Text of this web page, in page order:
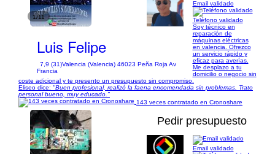
1/11
Luis Felipe
7,9 (31)Valencia (Valencia) 46023 Peña Roja Av
Francia
Email validado
Teléfono validado
Soy técnico en
reparación de
máquinas eléctricas
en valencia. Ofrezco
un servicio rápido y
eficaz para averías.
Me desplazo a tu
domicilio o negocio sin
coste adicional y te presento un presupuesto sin compromiso.
Eliseo dice: "Buen profesional, realizó la faena encomendada sin problemas. Trato
personal bueno, muy educado."
143 veces contratado en Cronoshare
Pedir presupuesto
Email validado